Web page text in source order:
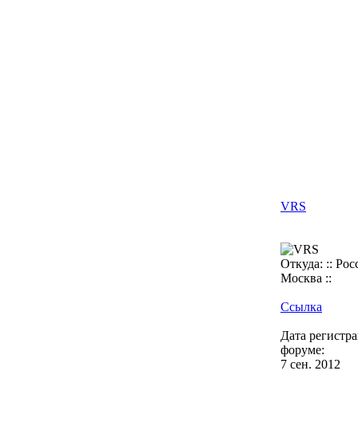
VRS
Откуда: ::
Москва ::
Ссылка
Дата
форуме:
7 сен. 2012